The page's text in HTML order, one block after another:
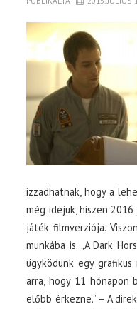
izzadhatnak, hogy a
még idejük, hiszen
játék filmverziója.
munkába is. „A Dark
ügyködünk egy
arra, hogy 11 hónapon
előbb érkezne.” – A